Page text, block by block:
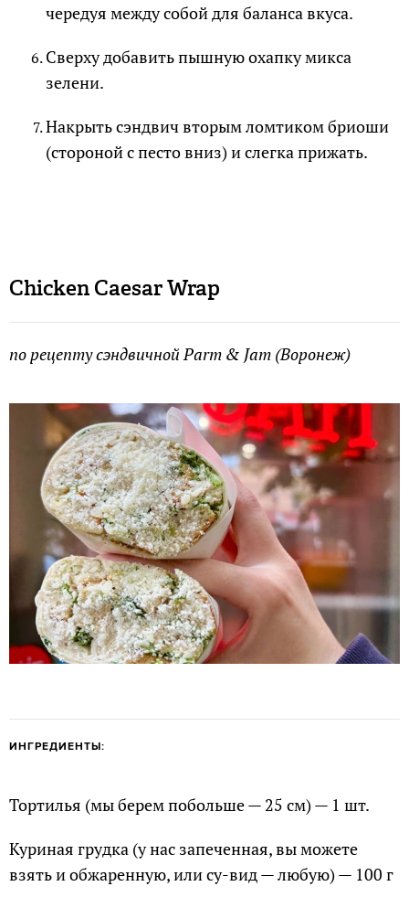
чередуя между собой для баланса вкуса.
Сверху добавить пышную охапку микса
зелени.
Накрыть сэндвич вторым ломтиком бриоши
(стороной с песто вниз) и слегка прижать.
ChickenCaesarWrap
по рецепту сэндвичной Parm & Jam (Воронеж)
ИНГРЕДИЕНТЫ:
Тортилья (мы берем побольше — 25 см) — 1 шт.
Куриная грудка (у нас запеченная, вы можете
взять и обжаренную, или су-вид — любую) — 100 г